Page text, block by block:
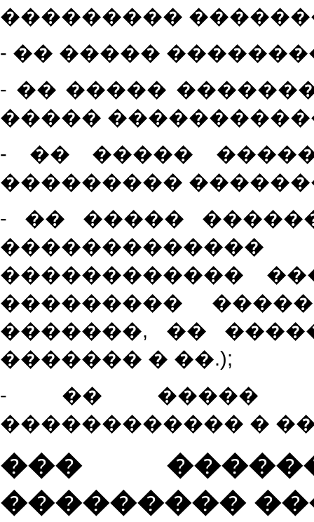
���������
- �� �����
- �� �����
�����
- �� �����
���������
- �� �����
������������
���������
�������, ��
������� � ��.);
- �� �����
������������ �
���
���������